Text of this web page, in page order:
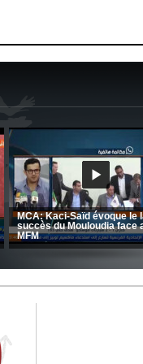
CRB: Entretien avec Toufik
Korichi